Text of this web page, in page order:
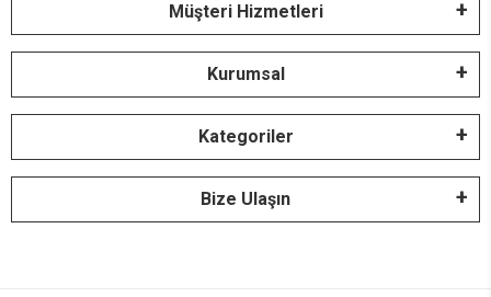
Müşteri Hizmetleri
Kurumsal
Kategoriler
Bize Ulaşın